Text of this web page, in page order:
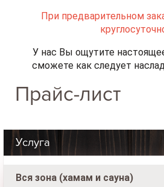
При предварительном
У нас Вы ощутите
сможете как следует
Прайс-лист
Услуга
Вся зона (хамам и сауна)